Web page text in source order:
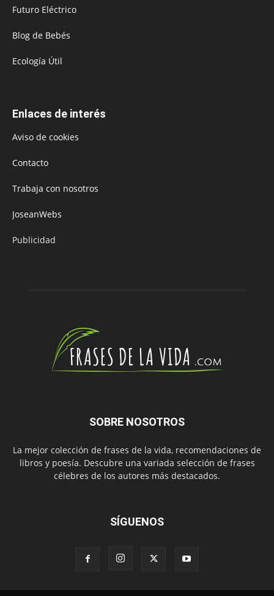
Futuro Eléctrico
Blog de Bebés
Ecología Útil
Enlaces de interés
Aviso de cookies
Contacto
Trabaja con nosotros
JoseanWebs
Publicidad
SOBRE NOSOTROS
La mejor colección de frases de la vida, recomendaciones de
libros y poesía. Descubre una variada selección de frases
célebres de los autores más destacados.
SÍGUENOS